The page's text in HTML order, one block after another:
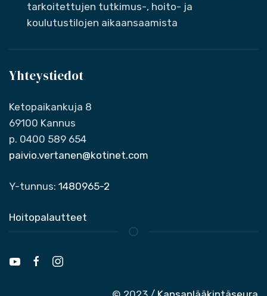
tarkoitettujen tutkimus-, hoito- ja
koulutustilojen aikaansaamista
Yhteystiedot
Ketopaikankuja 8
69100 Kannus
p. 0400 589 654
paivio.vertanen@kotinet.com
Y-tunnus: 1480965-2
Hoitopalautteet